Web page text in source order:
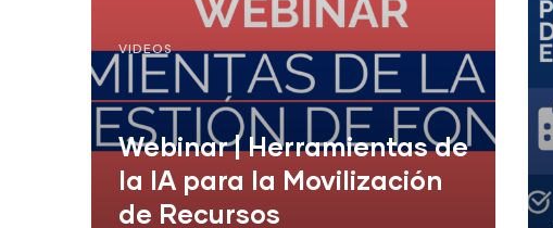
VIDEOS
Webinar | Herramientas de
la IA para la Movilización
de Recursos